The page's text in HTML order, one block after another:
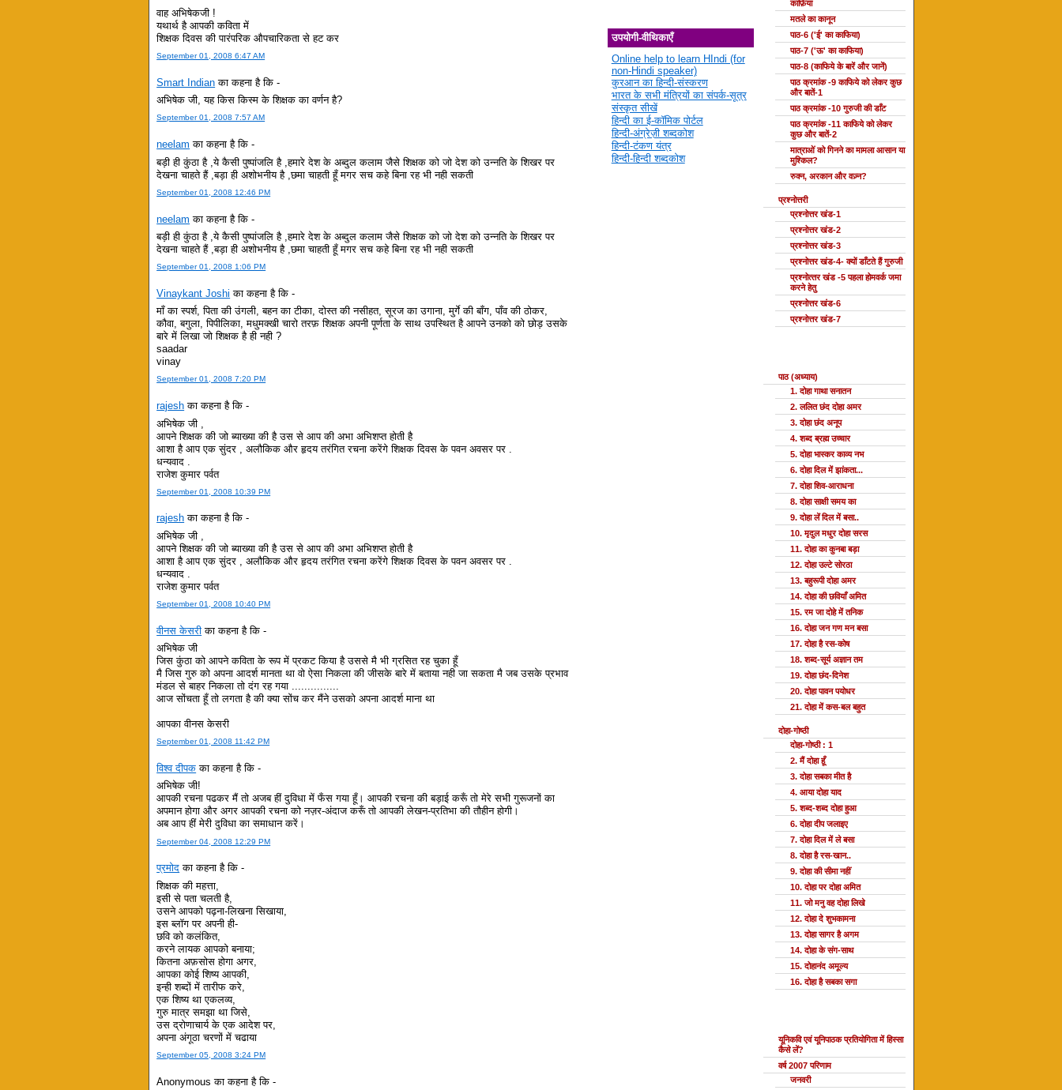
वाह अभिषेकजी !
यथार्थ है आपकी कविता में
शिक्षक दिवस की पारंपरिक औपचारिकता से हट कर
September 01, 2008 6:47 AM
Smart Indian का कहना है कि -
अभिषेक जी, यह किस किस्म के शिक्षक का वर्णन है?
September 01, 2008 7:57 AM
neelam का कहना है कि -
बड़ी ही कुंठा है ,ये कैसी पुष्पांजलि है ,हमारे देश के अब्दुल कलाम जैसे शिक्षक को जो देश को उन्नति के शिखर पर
देखना चाहते हैं ,बड़ा ही अशोभनीय है ,छमा चाहती हूँ मगर सच कहे बिना रह भी नही सकती
September 01, 2008 12:46 PM
neelam का कहना है कि -
बड़ी ही कुंठा है ,ये कैसी पुष्पांजलि है ,हमारे देश के अब्दुल कलाम जैसे शिक्षक को जो देश को उन्नति के शिखर पर
देखना चाहते हैं ,बड़ा ही अशोभनीय है ,छमा चाहती हूँ मगर सच कहे बिना रह भी नही सकती
September 01, 2008 1:06 PM
Vinaykant Joshi का कहना है कि -
माँ का स्पर्श, पिता की उंगली, बहन का टीका, दोस्त की नसीहत, सूरज का उगाना, मुर्गे की बाँग, पाँव की ठोकर,
कौवा, बगुला, पिपीलिका, मधुमक्खी चारो तरफ़ शिक्षक अपनी पूर्णता के साथ उपस्थित है आपने उनको को छोड़ उसके
बारे में लिखा जो शिक्षक है ही नही ?
saadar
vinay
September 01, 2008 7:20 PM
rajesh का कहना है कि -
अभिषेक जी ,
आपने शिक्षक की जो ब्याख्या की है उस से आप की अभा अभिशप्त होती है
आशा है आप एक सुंदर , अलौकिक और हृदय तरंगित रचना करेंगे शिक्षक दिवस के पवन अवसर पर .
धन्यवाद .
राजेश कुमार पर्वत
September 01, 2008 10:39 PM
rajesh का कहना है कि -
अभिषेक जी ,
आपने शिक्षक की जो ब्याख्या की है उस से आप की अभा अभिशप्त होती है
आशा है आप एक सुंदर , अलौकिक और हृदय तरंगित रचना करेंगे शिक्षक दिवस के पवन अवसर पर .
धन्यवाद .
राजेश कुमार पर्वत
September 01, 2008 10:40 PM
वीनस केसरी का कहना है कि -
अभिषेक जी
जिस कुंठा को आपने कविता के रूप में प्रकट किया है उससे मै भी ग्रसित रह चुका हूँ
मै जिस गुरु को अपना आदर्श मानता था वो ऐसा निकला की जीसके बारे में बताया नही जा सकता मै जब उसके प्रभाव
मंडल से बाहर निकला तो दंग रह गया ...............
आज सोंचता हूँ तो लगता है की क्या सोंच कर मैंने उसको अपना आदर्श माना था
आपका वीनस केसरी
September 01, 2008 11:42 PM
विश्व दीपक का कहना है कि -
अभिषेक जी!
आपकी रचना पढकर मैं तो अजब हीं दुविधा में फँस गया हूँ। आपकी रचना की बड़ाई करूँ तो मेरे सभी गुरूजनों का
अपमान होगा और अगर आपकी रचना को नज़र-अंदाज करूँ तो आपकी लेखन-प्रतिभा की तौहीन होगी।
अब आप हीं मेरी दुविधा का समाधान करें।
September 04, 2008 12:29 PM
प्रमोद का कहना है कि -
शिक्षक की महत्ता,
इसी से पता चलती है,
उसने आपको पढ़ना-लिखना सिखाया,
इस ब्लॉग पर अपनी ही-
छवि को कलंकित,
करने लायक आपको बनाया;
कितना अफ़सोस होगा अगर,
आपका कोई शिष्य आपकी,
इन्ही शब्दों में तारीफ करे,
एक शिष्य था एकलव्य,
गुरु मात्र समझा था जिसे,
उस द्रोणाचार्य के एक आदेश पर,
अपना अंगूठा चरणों में चढाया
September 05, 2008 3:24 PM
Anonymous का कहना है कि -
उपयोगी-वीथिकाएँ
Online help to learn HIndi (for
non-Hindi speaker)
कुरआन का हिन्दी-संस्करण
भारत के सभी मंत्रियों का संपर्क-सूत्र
संस्कृत सीखें
हिन्दी का ई-कॉमिक पोर्टल
हिन्दी-अंग्रेज़ी शब्दकोश
हिन्दी-टंकण यंत्र
हिन्दी-हिन्दी शब्दकोश
काफ़िया
मतले का कानून
पाठ-6 ('ई' का काफिया)
पाठ-7 ('ऊ' का काफिया)
पाठ-8 (काफिये के बारें और जानें)
पाठ क्रमांक -9 काफिये को लेकर कुछ
और बातें-1
पाठ क्रमांक -10 गुरुजी की डाँट
पाठ क्रमांक -11 काफिये को लेकर
कुछ और बातें-2
मात्राओं को गिनने का मामला आसान या
मुश्किल?
रुक्न, अरकान और वज़्न?
प्रश्नोत्तरी
प्रश्नोत्तर खंड-1
प्रश्नोत्तर खंड-2
प्रश्नोत्तर खंड-3
प्रश्नोत्तर खंड-4- क्यों डाँटते हैं गुरुजी
प्रश्‍नोत्‍तर खंड -5 पहला होमवर्क जमा
करने हेतु
प्रश्नोत्तर खंड-6
प्रश्नोत्तर खंड-7
पाठ (अध्याय)
1. दोहा गाथा सनातन
2. ललित छंद दोहा अमर
3. दोहा छंद अनूप
4. शब्द ब्रह्म उच्चार
5. दोहा भास्कर काव्य नभ
6. दोहा दिल में झांकता...
7. दोहा शिव-आराधना
8. दोहा साक्षी समय का
9. दोहा लें दिल में बसा..
10. मृदुल मधुर दोहा सरस
11. दोहा का कुनबा बड़ा
12. दोहा उल्टे सोरठा
13. बहुरूपी दोहा अमर
14. दोहा की छवियाँ अमित
15. रम जा दोहे में तनिक
16. दोहा जन गण मन बसा
17. दोहा है रस-कोष
18. शब्द-सूर्य अज्ञान तम
19. दोहा छंद-दिनेश
20. दोहा पावन पयोधर
21. दोहा में कस-बल बहुत
दोहा-गोष्ठी
दोहा-गोष्ठी : 1
2. मैं दोहा हूँ
3. दोहा सबका मीत है
4. आया दोहा याद
5. शब्द-शब्द दोहा हुआ
6. दोहा दीप जलाइए
7. दोहा दिल में ले बसा
8. दोहा है रस-खान..
9. दोहा की सीमा नहीं
10. दोहा पर दोहा अमित
11. जो मनु वह दोहा लिखे
12. दोहा दे शुभकामना
13. दोहा सागर है अगम
14. दोहा के संग-साथ
15. दोहानंद अमूल्य
16. दोहा है सबका सगा
यूनिकवि एवं यूनिपाठक प्रतियोगिता में हिस्सा
कैसे लें?
वर्ष 2007 परिणाम
जनवरी